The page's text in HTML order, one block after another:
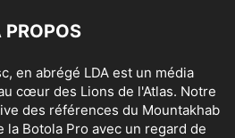
PROPOS
en abrégé LDA est un média
cœur des Lions de l'Atlas. Notre
des références du Mountakhab